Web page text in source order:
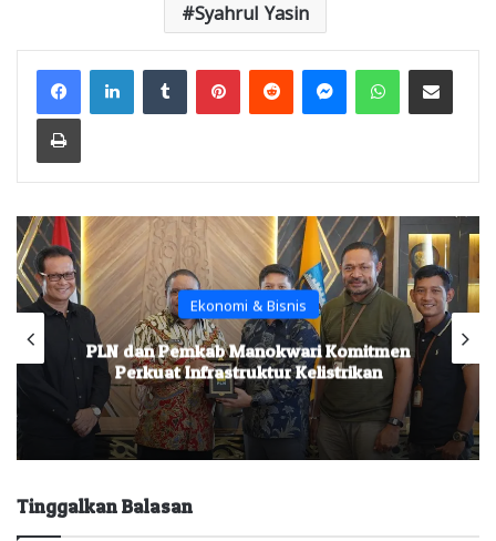
Syahrul Yasin
FacebookLinkedInTumblr PinterestReddit MessengerWhatsAppShare via Email
Print
Ekonomi & Bisnis
PLN dan Pemkab Manokwari Komitmen
Perkuat Infrastruktur Kelistrikan
Tinggalkan Balasan